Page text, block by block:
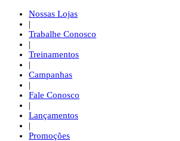
Nossas Lojas
|
Trabalhe Conosco
|
Treinamentos
|
Campanhas
|
Fale Conosco
|
Lançamentos
|
Promoções